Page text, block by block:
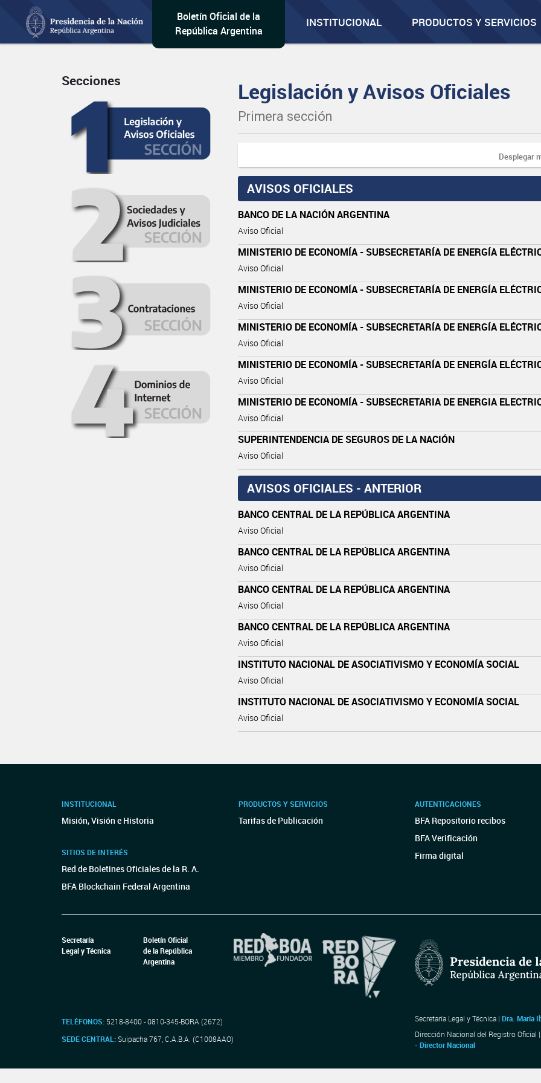
Boletín Oficial de la
República Argentina
INSTITUCIONAL PRODUCTOS Y SERVICIOS
Secciones Legislación y Avisos Oficiales
Primera sección
Desplegar
AVISOS OFICIALES
BANCO DE LA NACIÓN ARGENTINA
Aviso Oficial
MINISTERIO DE ECONOMÍA - SUBSECRETARÍA DE ENERGÍA
Aviso Oficial
MINISTERIO DE ECONOMÍA - SUBSECRETARÍA DE ENERGÍA
Aviso Oficial
MINISTERIO DE ECONOMÍA - SUBSECRETARÍA DE ENERGÍA
Aviso Oficial
MINISTERIO DE ECONOMÍA - SUBSECRETARÍA DE ENERGÍA
Aviso Oficial
MINISTERIO DE ECONOMÍA - SUBSECRETARIA DE ENERGIA
Aviso Oficial
SUPERINTENDENCIA DE SEGUROS DE LA NACIÓN
Aviso Oficial
AVISOS OFICIALES - ANTERIOR
BANCO CENTRAL DE LA REPÚBLICA ARGENTINA
Aviso Oficial
BANCO CENTRAL DE LA REPÚBLICA ARGENTINA
Aviso Oficial
BANCO CENTRAL DE LA REPÚBLICA ARGENTINA
Aviso Oficial
BANCO CENTRAL DE LA REPÚBLICA ARGENTINA
Aviso Oficial
INSTITUTO NACIONAL DE ASOCIATIVISMO Y ECONOMÍA SOCIAL
Aviso Oficial
INSTITUTO NACIONAL DE ASOCIATIVISMO Y ECONOMÍA SOCIAL
Aviso Oficial
INSTITUCIONAL
Misión, Visión e Historia
SITIOS DE INTERÉS
Red de Boletines Oficiales de la R. A.
BFA Blockchain Federal Argentina
PRODUCTOS Y SERVICIOS
Tarifas de Publicación
AUTENTICACIONES
BFA Repositorio recibos
BFA Verificación
Firma digital
Secretaría
Legal y Técnica
Boletín Oficial
de la República
Argentina
TELÉFONOS: 5218-8400 - 0810-345-BORA (2672)
SEDE CENTRAL:Suipacha 767, C.A.B.A. (C1008AAO)
Secretaría Legal y Técnica | Dra. María
Dirección Nacional del Registro Oficial |
- Director Nacional